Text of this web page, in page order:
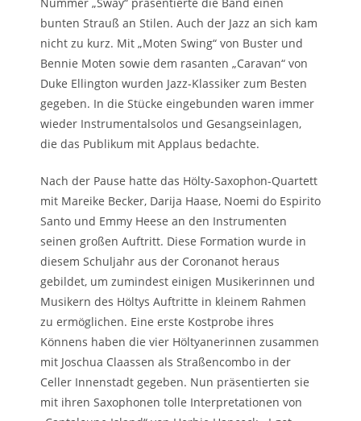
bunten Strauß an Stilen. Auch der Jazz an sich kam
nicht zu kurz. Mit „Moten Swing“ von Buster und
Bennie Moten sowie dem rasanten „Caravan“ von
Duke Ellington wurden Jazz-Klassiker zum Besten
gegeben. In die Stücke eingebunden waren immer
wieder Instrumentalsolos und Gesangseinlagen,
die das Publikum mit Applaus bedachte.
Nach der Pause hatte das Hölty-Saxophon-Quartett
mit Mareike Becker, Darija Haase, Noemi do Espirito
Santo und Emmy Heese an den Instrumenten
seinen großen Auftritt. Diese Formation wurde in
diesem Schuljahr aus der Coronanot heraus
gebildet, um zumindest einigen Musikerinnen und
Musikern des Höltys Auftritte in kleinem Rahmen
zu ermöglichen. Eine erste Kostprobe ihres
Könnens haben die vier Höltyanerinnen zusammen
mit Joschua Claassen als Straßencombo in der
Celler Innenstadt gegeben. Nun präsentierten sie
mit ihren Saxophonen tolle Interpretationen von